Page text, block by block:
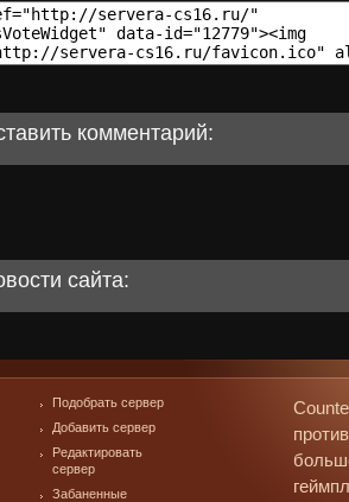
комментарий:
сайта:
Подобрать сервер
Добавить сервер
Редактировать
сервер
Забаненные